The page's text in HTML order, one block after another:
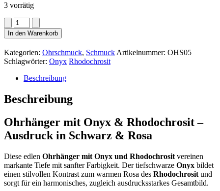
3 vorrätig
Ohrhänger
-
Onyx
&
Rhodochrosit
Menge
In den Warenkorb
Kategorien: Ohrschmuck, Schmuck Artikelnummer: OHS05
Schlagwörter: Onyx Rhodochrosit
Beschreibung
Beschreibung
Ohrhänger mit Onyx & Rhodochrosit –
Ausdruck in Schwarz & Rosa
Diese edlen Ohrhänger mit Onyx und Rhodochrosit vereinen
markante Tiefe mit sanfter Farbigkeit. Der tiefschwarze Onyx bildet
einen stilvollen Kontrast zum warmen Rosa des Rhodochrosit und
sorgt für ein harmonisches, zugleich ausdrucksstarkes Gesamtbild.